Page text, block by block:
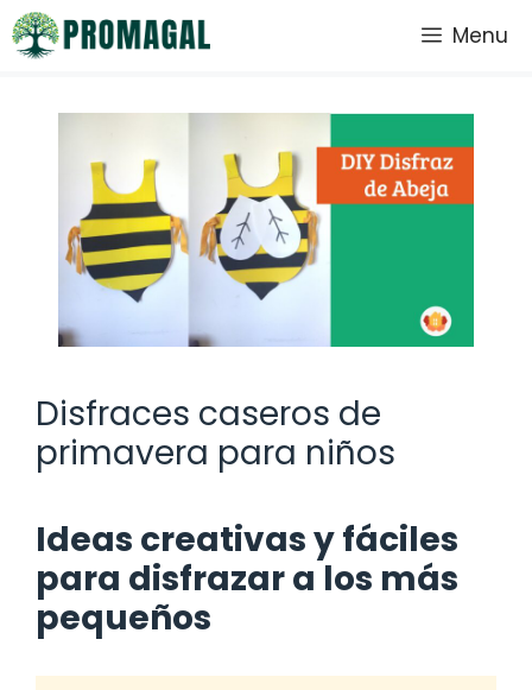
Saltar
al
Menu
Disfraces caseros de
primavera para niños
Ideas creativas y fáciles
para disfrazar a los más
pequeños